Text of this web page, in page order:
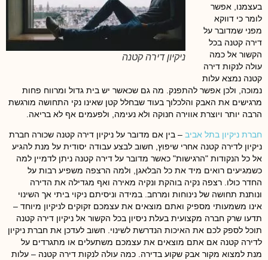
ניקיון דירה קטנה
בעצמנו, אפשר
לומר כי דווקא
מפני שמדובר על
דירה קטנה בכל
הקשור אל כמה
עולה לנקות דירה
קטנה נמצא עלות
נמוכה, ולכן אפשר להתפנק. מה גם שכאשר יש בית גדול ומרווח פחות
מרגישים את האבק והלכלוך בעוד שבחלל קטן שאינו נקי התחושה מורגשת
הרבה יותר ויוצרת אווירה חנוקה ולא נעימה, ולפעמים אף לא בריאה.
חברת ניקיון בתל אביב – בין אם מדובר על ניקיון דירה קטנה שכורה חברת
ניקיון לדירה קטנה אחרי שיפוץ, חשוב לבצע עבודה יסודית על מנת להגיע
אל כל הנקודות "הרגישות" כאשר מדובר על דירה קטנה ניתן לדמיין למה
כשמגיעים רואים מיד את כל הבלאגן, ולמה הרצפה משפיע רבות על
החדר כולו. רצפה נקיה בוהקת ונקיה מאירה ואף מגדילה את הדירה
ונותנת תחושה של נינוחות ומרחב. במידה וניסיתם ניקוי ביתי אך השינוי
אינו משמעותי מספיק ואתם מוצאים את עצמכם זקוקים לניקיון מיוחד –
תדעו שרק חברה מקצועית בעלת ניסיון בכל הקשור אל ניקיון דירה קטנה
תוכל לספק לכם את האיכות הנדרשת לשינוי. חשוב לעדכן את חברת ניקיון
לדירה קטנה אם אתם מוצאים את עצמכם משתעלים או מתגרדים על
מנת למצוא מקור אבק שקוע בדירה. כמה עולה לנקות דירה קטנה – עלות